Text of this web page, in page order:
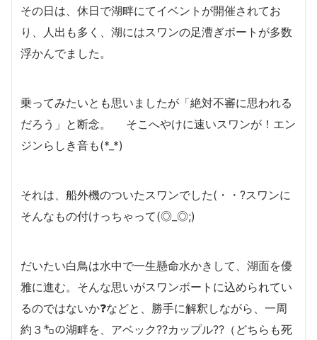
その日は、休日で湖畔にてイベントが開催されてお
り、人出も多く、湖にはスワンの足漕ぎボートが多数
浮かんでました。
乗ってみたいとも思いましたが「絶対不審に思われる
だろう」と断念。 そこへやけに速いスワンが！エン
ジンらしき音も(*_*)
それは、船外機のついたスワンでした(・・?スワンに
そんなもの付けっちゃって(◎_◎;)
だいたい白鳥は水中で一生懸命水かきして、湖面を優
雅に進む。そんな思いがスワンボートに込められてい
るのではないか❓などと、勝手に解釈しながら、一周
約３㌔の湖畔を、アベック⁇カップル⁇（どちらも死